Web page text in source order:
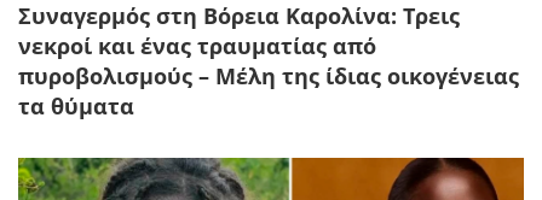
Συναγερμός στη Βόρεια Καρολίνα: Τρεις
νεκροί και ένας τραυματίας από
πυροβολισμούς – Μέλη της ίδιας οικογένειας
τα θύματα